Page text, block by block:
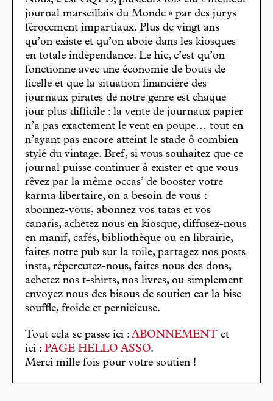
journal marseillais du Monde » par des jurys
férocement impartiaux. Plus de vingt ans
qu’on existe et qu’on aboie dans les kiosques
en totale indépendance. Le hic, c’est qu’on
fonctionne avec une économie de bouts de
ficelle et que la situation financière des
journaux pirates de notre genre est chaque
jour plus difficile : la vente de journaux papier
n’a pas exactement le vent en poupe… tout en
n’ayant pas encore atteint le stade ô combien
stylé du vintage. Bref, si vous souhaitez que ce
journal puisse continuer à exister et que vous
rêvez par la même occas’ de booster votre
karma libertaire, on a besoin de vous :
abonnez-vous, abonnez vos tatas et vos
canaris, achetez nous en kiosque, diffusez-nous
en manif, cafés, bibliothèque ou en librairie,
faites notre pub sur la toile, partagez nos posts
insta, répercutez-nous, faites nous des dons,
achetez nos t-shirts, nos livres, ou simplement
envoyez nous des bisous de soutien car la bise
souffle, froide et pernicieuse.
Tout cela se passe ici : ABONNEMENT et
ici : PAGE HELLO ASSO.
Merci mille fois pour votre soutien !